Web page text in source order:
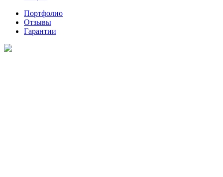
Портфолио
Отзывы
Гарантии